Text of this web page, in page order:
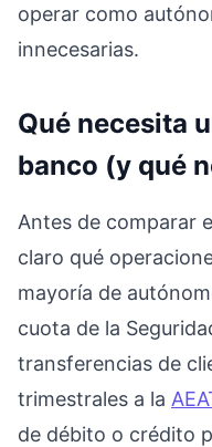
operar como
innecesarias.
Qué necesita
banco (y qué
Antes de comparar
claro qué
mayoría de
cuota de la
transferencias de
trimestrales a la
de débito o crédito